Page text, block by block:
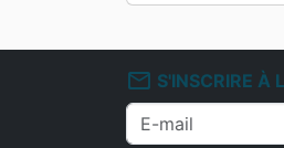
mail_outline S'INSCRIRE À